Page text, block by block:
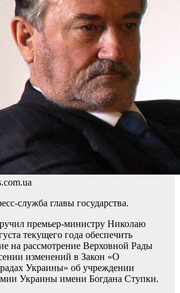
служба главы государства.
премьер-министру Николаю
текущего года обеспечить
на рассмотрение Верховной Рады
изменений в Закон «О
Украины» об учреждении
Украины имени Богдана Ступки.